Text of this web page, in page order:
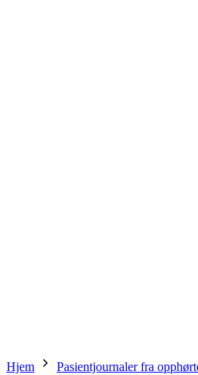
Hjem Pasientjournaler fra